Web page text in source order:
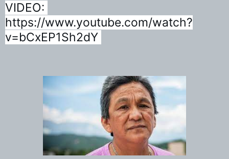
VIDEO:
https://www.youtube.com/watch?
v=bCxEP1Sh2dY